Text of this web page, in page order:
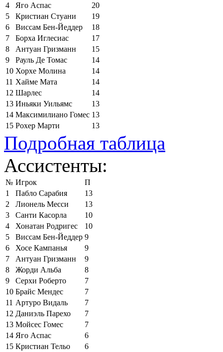
4
Яго Аспас
20
5
Кристиан Стуани
19
6
Виссам Бен-Йеддер
18
7
Борха Иглесиас
17
8
Антуан Гризманн
15
9
Рауль Де Томас
14
10 Хорхе Молина
14
11 Хайме Мата
14
12 Шарлес
14
13 Иньяки Уильямс
13
14 Максимилиано Гомес 13
15 Рохер Марти 13
Подробная таблица
Ассистенты:
№ Игрок
П
1
Пабло Сарабия
13
2
Лионель Месси
13
3
Санти Касорла
10
4
Хонатан Родригес
10
5
Виссам Бен-Йеддер 9
6
Хосе Кампанья
9
7
Антуан Гризманн
9
8
Жорди Альба
8
9
Серхи Роберто
7
10 Брайс Мендес
7
11 Артуро Видаль
7
12 Даниэль Парехо
7
13 Мойсес Гомес
7
14 Яго Аспас
6
15 Кристиан Тельо 6